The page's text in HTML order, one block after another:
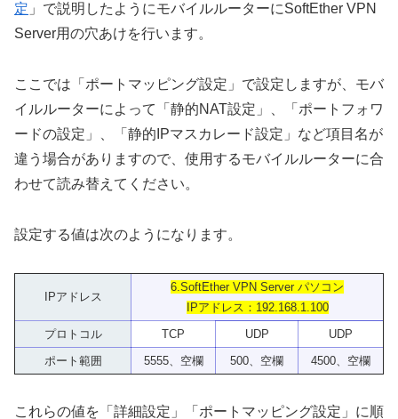
定 」で説明したようにモバイルルーターにSoftEther VPN
Server用の穴あけを行います。
ここでは「ポートマッピング設定」で設定しますが、モバ
イルルーターによって「静的NAT設定」、「ポートフォワ
ードの設定」、「静的IPマスカレード設定」など項目名が
違う場合がありますので、使用するモバイルルーターに合
わせて読み替えてください。
設定する値は次のようになります。
IPアドレス
6.SoftEther VPN Server パソコン
IPアドレス：192.168.1.100
プロトコル
TCP UDP
UDP
ポート範囲
5555、空欄 500、空欄 4500、空欄
これらの値を「詳細設定」「ポートマッピング設定」に順